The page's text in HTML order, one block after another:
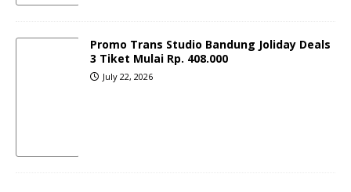
Promo Trans Studio Bandung Joliday Deals
3 Tiket Mulai Rp. 408.000
July 22, 2026